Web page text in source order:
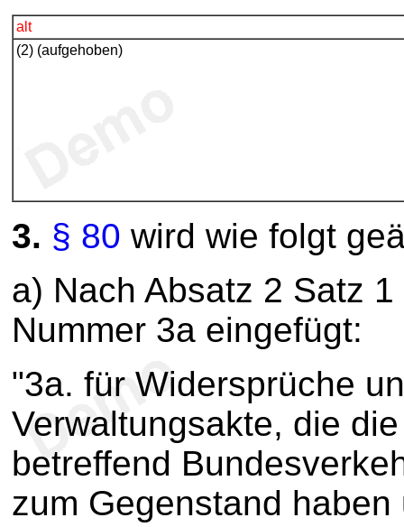
alt
(2) (aufgehoben)
3. § 80 wird wie folgt
a) Nach Absatz 2 Satz
Nummer 3a eingefügt:
"3a. für Widersprüche
Verwaltungsakte, die
betreffend
zum Gegenstand